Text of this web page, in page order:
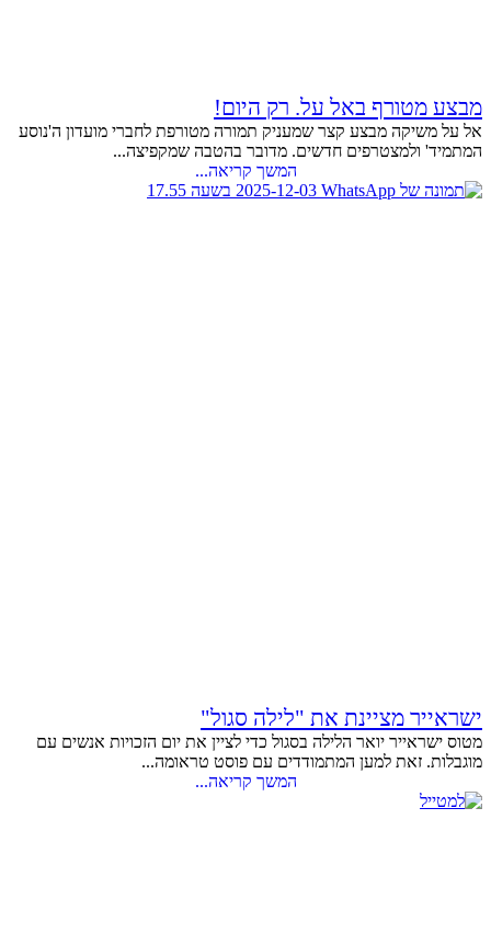
מבצע מטורף באל על. רק היום!
אל על משיקה מבצע קצר שמעניק תמורה מטורפת לחברי מועדון ה'נוסע
המתמיד' ולמצטרפים חדשים. מדובר בהטבה שמקפיצה...
המשך קריאה...
ישראייר מציינת את "לילה סגול"
מטוס ישראייר יואר הלילה בסגול כדי לציין את יום הזכויות אנשים עם
מוגבלות. זאת למען המתמודדים עם פוסט טראומה...
המשך קריאה...